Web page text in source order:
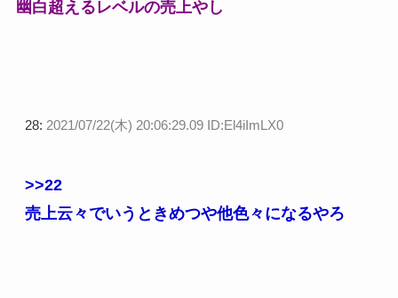
幽白超えるレベルの売上やし
28: 2021/07/22(木) 20:06:29.09 ID:El4iImLX0
>>22
売上云々でいうときめつや他色々になるやろ